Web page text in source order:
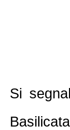
Si